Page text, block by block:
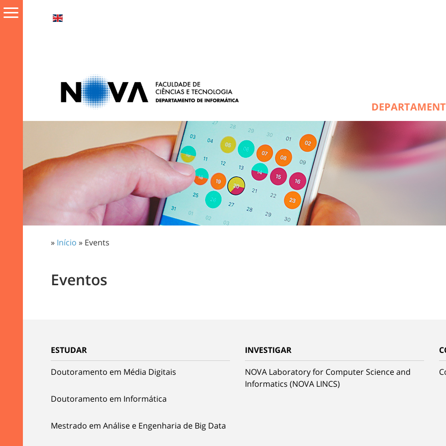
» Início » Events
Eventos
ESTUDAR
Doutoramento em Média Digitais
Doutoramento em Informática
Mestrado em Análise e Engenharia de Big Data
INVESTIGAR
NOVA Laboratory for Computer Science and
Informatics (NOVA LINCS)